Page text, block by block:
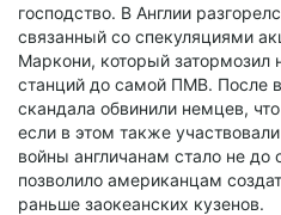
господство. В Англии
связанный со спекуляциями
Маркони, который затормозил
станций до самой ПМВ. После
скандала обвинили немцев,
если в этом также
войны англичанам стало не
позволило американцам
раньше заокеанских кузенов.